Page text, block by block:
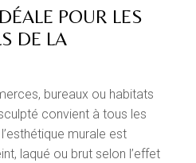
POUR LES
DE LA
bureaux ou habitats
convient à tous les
murale est
laqué ou brut selon l’effet